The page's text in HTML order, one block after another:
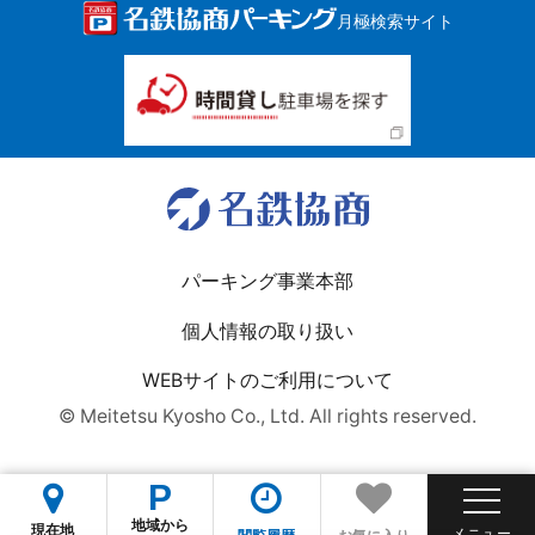
月極検索サイト
パーキング事業本部
個人情報の取り扱い
WEBサイトのご利用について
© Meitetsu Kyosho Co., Ltd. All rights reserved.
現在地
P
地域から